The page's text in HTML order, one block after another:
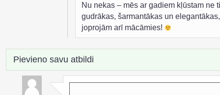
Nu nekas – mēs ar gadiem kļūstam ne
gudrākas, šarmantākas un
joprojām arī mācāmies!
Pievieno savu atbildi